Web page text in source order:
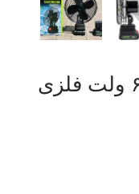
پنکه شارژی دو باطری ۶۸ ولت فلزی